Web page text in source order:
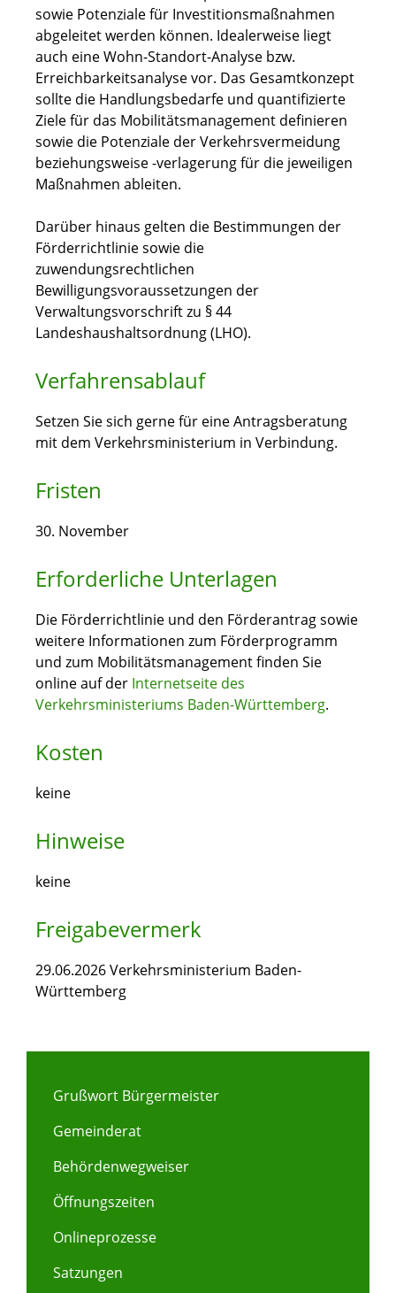
sowie Potenziale für Investitionsmaßnahmen
abgeleitet werden können. Idealerweise liegt
auch eine Wohn-Standort-Analyse bzw.
Erreichbarkeitsanalyse vor. Das Gesamtkonzept
sollte die Handlungsbedarfe und quantifizierte
Ziele für das Mobilitätsmanagement definieren
sowie die Potenziale der Verkehrsvermeidung
beziehungsweise -verlagerung für die jeweiligen
Maßnahmen ableiten.
Darüber hinaus gelten die Bestimmungen der
Förderrichtlinie sowie die
zuwendungsrechtlichen
Bewilligungsvoraussetzungen der
Verwaltungsvorschrift zu § 44
Landeshaushaltsordnung (LHO).
Verfahrensablauf
Setzen Sie sich gerne für eine Antragsberatung
mit dem Verkehrsministerium in Verbindung.
Fristen
30. November
Erforderliche Unterlagen
Die Förderrichtlinie und den Förderantrag sowie
weitere Informationen zum Förderprogramm
und zum Mobilitätsmanagement finden Sie
online auf der Internetseite des
Verkehrsministeriums Baden-Württemberg.
Kosten
keine
Hinweise
keine
Freigabevermerk
29.06.2026 Verkehrsministerium Baden-
Württemberg
Grußwort Bürgermeister
Gemeinderat
Behördenwegweiser
Öffnungszeiten
Onlineprozesse
Satzungen